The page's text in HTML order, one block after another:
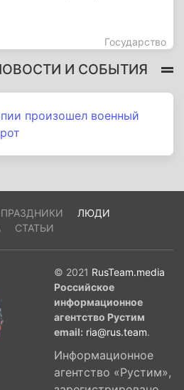
Государство
И СОБЫТИЯ
произошел военный
ПРАЗДНИКИ
ЛЮДИ
СТАТЬИ
© 2021 RusTeam.media
Российское
информационное
агентство Рустим
email: ria@rus.team.
Информационное
агентство «Рустим»,